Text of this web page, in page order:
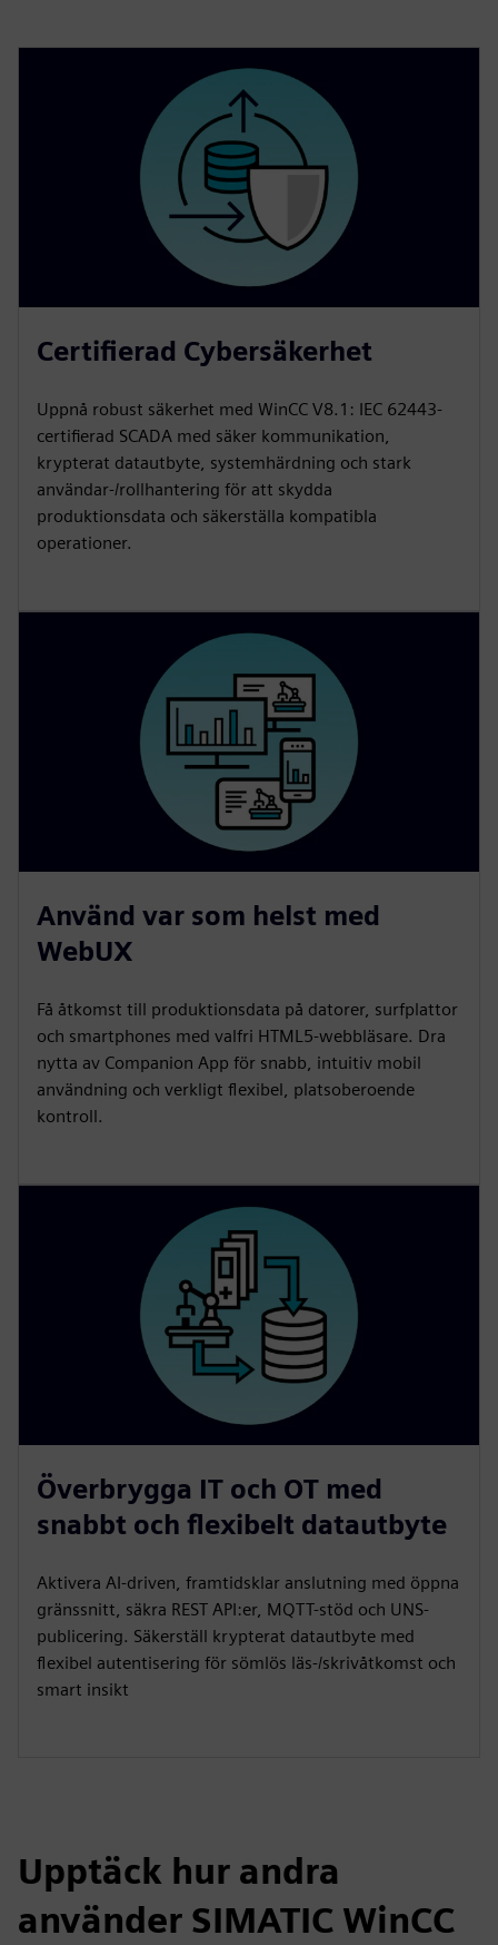
Certifierad Cybersäkerhet
Uppnå robust säkerhet med WinCC V8.1: IEC 62443-
certifierad SCADA med säker kommunikation,
krypterat datautbyte, systemhärdning och stark
användar-/rollhantering för att skydda
produktionsdata och säkerställa kompatibla
operationer.
Använd var som helst med
WebUX
Få åtkomst till produktionsdata på datorer, surfplattor
och smartphones med valfri HTML5-webbläsare. Dra
nytta av Companion App för snabb, intuitiv mobil
användning och verkligt flexibel, platsoberoende
kontroll.
Överbrygga IT och OT med
snabbt och flexibelt datautbyte
Aktivera AI-driven, framtidsklar anslutning med öppna
gränssnitt, säkra REST API:er, MQTT-stöd och UNS-
publicering. Säkerställ krypterat datautbyte med
flexibel autentisering för sömlös läs-/skrivåtkomst och
smart insikt
Upptäck hur andra
använder SIMATIC WinCC